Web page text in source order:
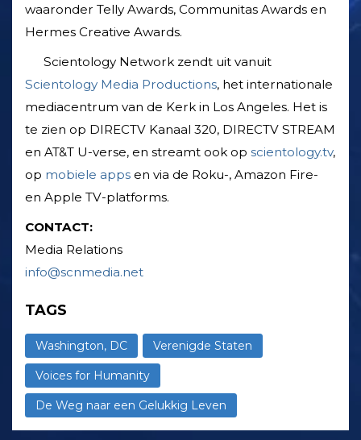
waaronder Telly Awards, Communitas Awards en
Hermes Creative Awards.
Scientology Network zendt uit vanuit
Scientology Media Productions, het internationale
mediacentrum van de Kerk in Los Angeles. Het is
te zien op DIRECTV Kanaal 320, DIRECTV STREAM
en AT&T U-verse, en streamt ook op scientology.tv,
op mobiele apps en via de Roku-, Amazon Fire-
en Apple TV-platforms.
CONTACT:
Media Relations
info@scnmedia.net
TAGS
Washington, DC Verenigde Staten
Voices for Humanity
De Weg naar een Gelukkig Leven